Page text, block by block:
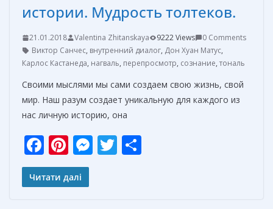
истории. Мудрость толтеков.
21.01.2018 Valentina Zhitanskaya 9222 Views
0 Comments
Виктор Санчес, внутренний диалог, Дон Хуан Матус,
Карлос Кастанеда, нагваль, перепросмотр, сознание, тональ
Своими мыслями мы сами создаем свою жизнь, свой
мир. Наш разум создает уникальную для каждого из
нас личную историю, она
F
ac
e
Pi
nt
er
M T
Читати далі